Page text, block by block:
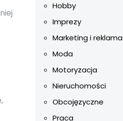
Hobby
Imprezy
Marketing i reklama
Moda
Motoryzacja
Nieruchomości
Obcojęzyczne
Praca